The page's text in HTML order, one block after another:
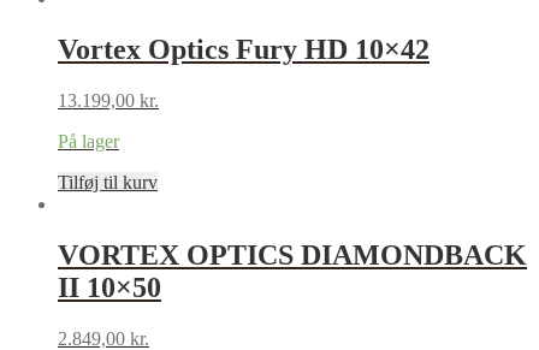
Vortex Optics Fury HD 10×42
13.199,00 kr.
På lager
Tilføj til kurv
VORTEX OPTICS DIAMONDBACK
II 10×50
2.849,00 kr.